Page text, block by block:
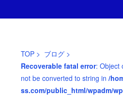
TOP> ブログ>
Recoverable fatal error: Object
not be converted to string in /
ss.com/public_html/wpadm/